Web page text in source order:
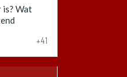
is? Wat
+41